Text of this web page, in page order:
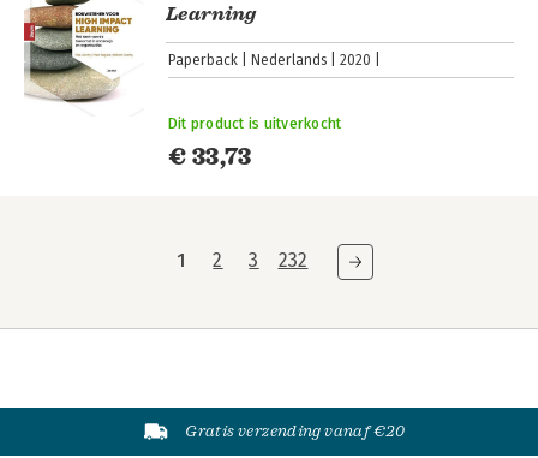
Learning
Paperback Nederlands 2020
€ 33,73
Dit product is uitverkocht
1 2 3 232
Gratis verzending vanaf €20